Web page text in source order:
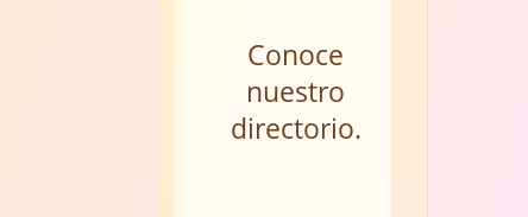
Conoce
nuestro
directorio.